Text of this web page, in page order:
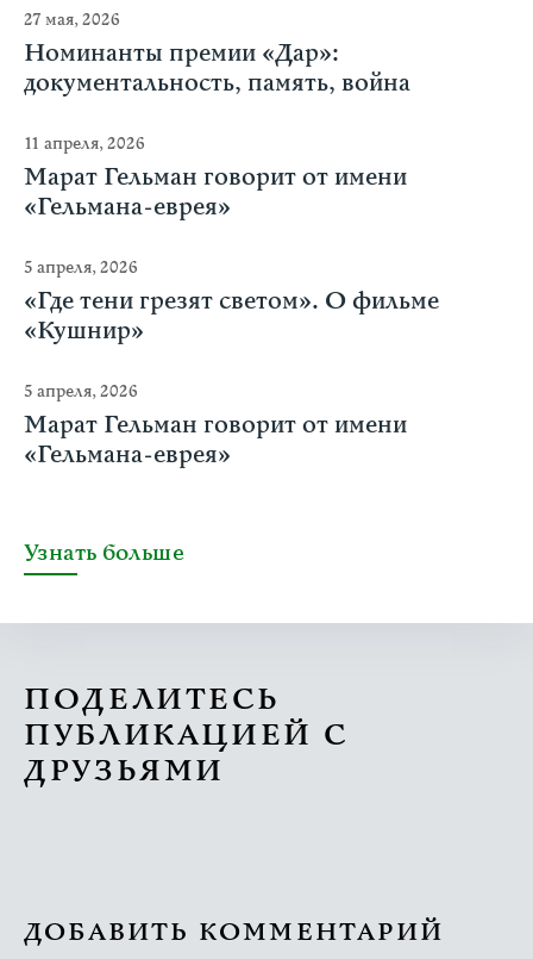
27 мая, 2026
Номинанты премии «Дар»:
документальность, память, война
11 апреля, 2026
Марат Гельман говорит от имени
«Гельмана-еврея»
5 апреля, 2026
«Где тени грезят светом». О фильме
«Кушнир»
5 апреля, 2026
Марат Гельман говорит от имени
«Гельмана-еврея»
Узнать больше
ПОДЕЛИТЕСЬ
ПУБЛИКАЦИЕЙ С
ДРУЗЬЯМИ
ДОБАВИТЬ КОММЕНТАРИЙ